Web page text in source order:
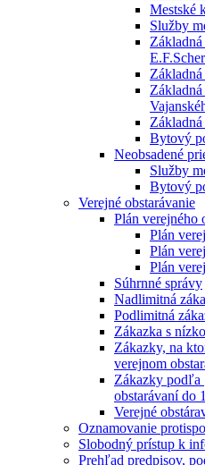
Mestské
Služby
Bytový
Neobsadené
Služby
Bytový
Verejné obstarávanie
Plán verejného
Plán
Plán
Plán
Súhrnné správy
Nadlimitná
Podlimitná
Zákazka s
Zákazky, na
verejnom
Zákazky podľa
obstarávaní do
Verejné
Oznamovanie
Slobodný prístup k
Prehľad predpisov,